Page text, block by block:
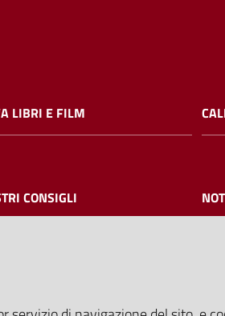
LIBRI E FILM
CONSIGLI